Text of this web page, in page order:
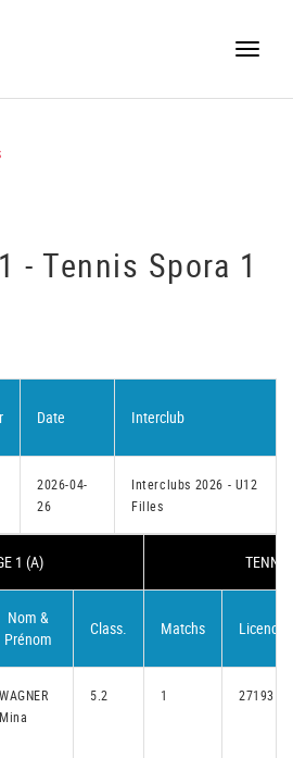
Toggle
- Tennis Spora 1
Date Interclub
2026-04-
26
Interclubs 2026 - U12
Filles
1 (A)
Nom &
Prénom
Class. Matchs Licence
WAGNER
Mina
5.2 1 27193